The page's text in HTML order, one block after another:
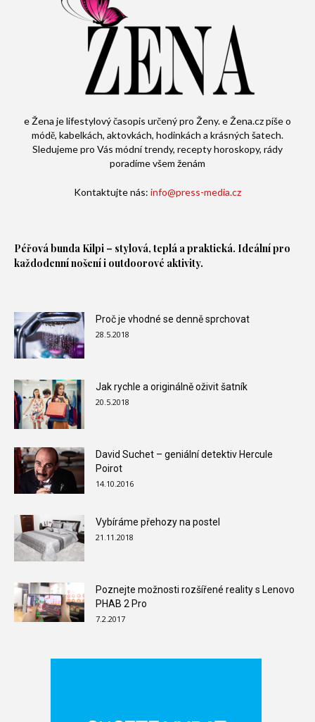
e Žena je lifestylový časopis určený pro Ženy. e Žena.cz píše o
módě, kabelkách, aktovkách, hodinkách a krásných šatech.
Sledujeme pro Vás módní trendy, recepty horoskopy, rády
poradíme všem ženám
Kontaktujte nás: info@press-media.cz
Péřová bunda Kilpi – stylová, teplá a praktická. Ideální pro
každodenní nošení i outdoorové aktivity.
Proč je vhodné se denně sprchovat
28.5.2018
Jak rychle a originálně oživit šatník
20.5.2018
David Suchet – geniální detektiv Hercule
Poirot
14.10.2016
Vybíráme přehozy na postel
21.11.2018
Poznejte možnosti rozšířené reality s Lenovo
PHAB 2 Pro
7.2.2017